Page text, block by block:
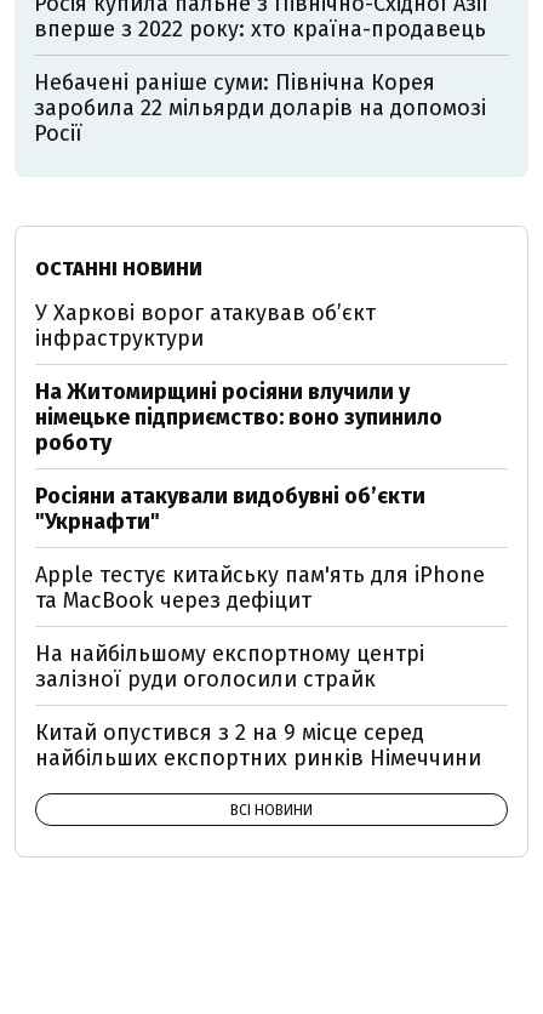
вперше з 2022 року: хто країна-продавець
Небачені раніше суми: Північна Корея
заробила 22 мільярди доларів на допомозі
Росії
ОСТАННІ НОВИНИ
У Харкові ворог атакував обʼєкт
інфраструктури
На Житомирщині росіяни влучили у
німецьке підприємство: воно зупинило
роботу
Росіяни атакували видобувні обʼєкти
"Укрнафти"
Apple тестує китайську пам'ять для iPhone
та MacBook через дефіцит
На найбільшому експортному центрі
залізної руди оголосили страйк
Китай опустився з 2 на 9 місце серед
найбільших експортних ринків Німеччини
ВСІ НОВИНИ